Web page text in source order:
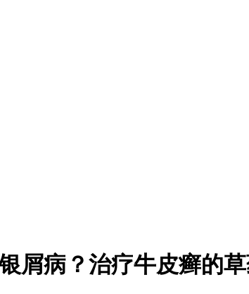
屑病？治疗牛皮癣的